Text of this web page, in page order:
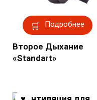
Подробнее
Второе Дыхание
«Standart»